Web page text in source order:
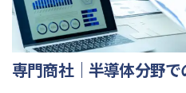
専門商社｜半導体分野